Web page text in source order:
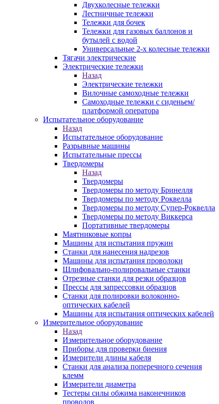
Двухколесные тележки
Лестничные тележки
Тележки для бочек
Тележки для газовых баллонов и
бутылей с водой
Универсальные 2-х колесные тележки
Тягачи электрические
Электрические тележки
Назад
Электрические тележки
Вилочные самоходные тележки
Самоходные тележки с сиденьем/
платформой оператора
Испытательное оборудование
Назад
Испытательное оборудование
Разрывные машины
Испытательные прессы
Твердомеры
Назад
Твердомеры
Твердомеры по методу Бринелля
Твердомеры по методу Роквелла
Твердомеры по методу Супер-Роквелла
Твердомеры по методу Виккерса
Портативные твердомеры
Маятниковые копры
Машины для испытания пружин
Станки для нанесения надрезов
Машины для испытания проволоки
Шлифовально-полировальные станки
Отрезные станки для резки образцов
Прессы для запрессовки образцов
Станки для полировки волоконно-
оптических кабелей
Машины для испытания оптических кабелей
Измерительное оборудование
Назад
Измерительное оборудование
Приборы для проверки биения
Измерители длины кабеля
Станки для анализа поперечного сечения
клемм
Измерители диаметра
Тестеры силы обжима наконечников
проводов